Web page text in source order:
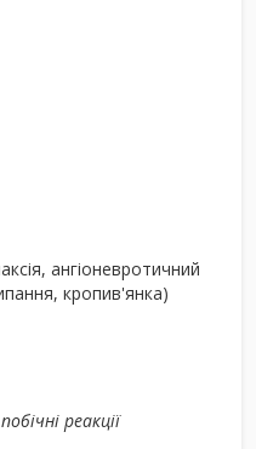
ангіоневротичний
кропив'янка)
реакції